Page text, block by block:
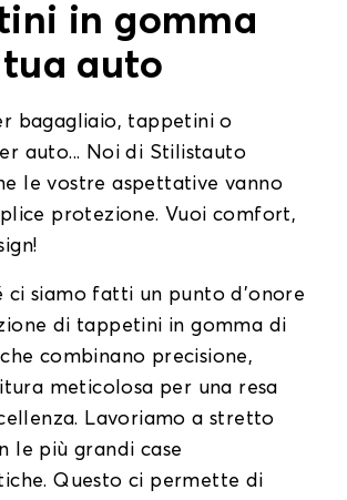
in gomma
auto
bagagliaio, tappetini o
auto... Noi di Stilistauto
le vostre aspettative vanno
protezione. Vuoi comfort,
ci siamo fatti un punto d'onore
di tappetini in gomma di
combinano precisione,
meticolosa per una resa
Lavoriamo a stretto
le più grandi case
Questo ci permette di